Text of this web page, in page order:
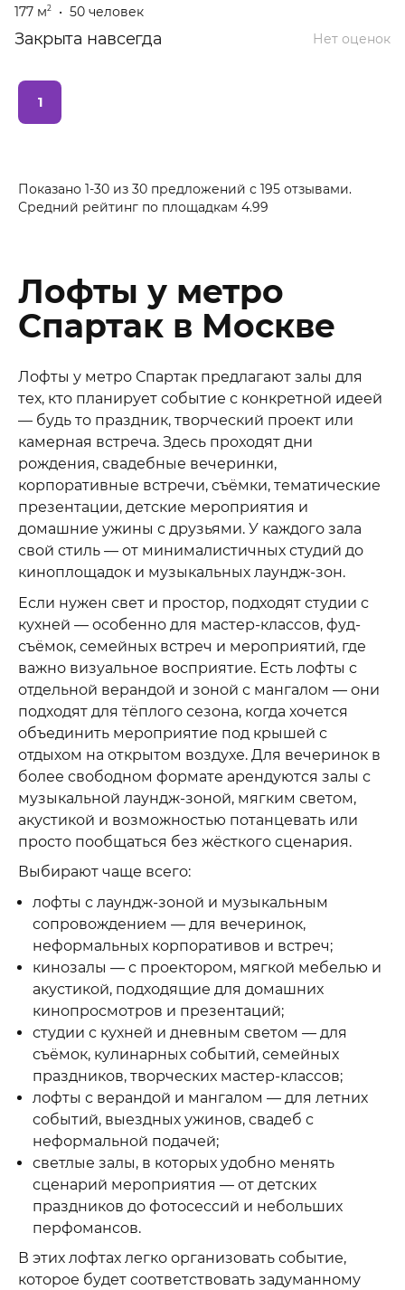
177 м2 • 50 человек
Нет оценок
Закрыта навсегда
1
Показано 1-30 из 30 предложений с 195 отзывами.
Средний рейтинг по площадкам 4.99
Лофты у метро
Спартак в Москве
Лофты у метро Спартак предлагают залы для
тех, кто планирует событие с конкретной идеей
— будь то праздник, творческий проект или
камерная встреча. Здесь проходят дни
рождения, свадебные вечеринки,
корпоративные встречи, съёмки, тематические
презентации, детские мероприятия и
домашние ужины с друзьями. У каждого зала
свой стиль — от минималистичных студий до
киноплощадок и музыкальных лаундж-зон.
Если нужен свет и простор, подходят студии с
кухней — особенно для мастер-классов, фуд-
съёмок, семейных встреч и мероприятий, где
важно визуальное восприятие. Есть лофты с
отдельной верандой и зоной с мангалом — они
подходят для тёплого сезона, когда хочется
объединить мероприятие под крышей с
отдыхом на открытом воздухе. Для вечеринок в
более свободном формате арендуются залы с
музыкальной лаундж-зоной, мягким светом,
акустикой и возможностью потанцевать или
просто пообщаться без жёсткого сценария.
Выбирают чаще всего:
лофты с лаундж-зоной и музыкальным
сопровождением — для вечеринок,
неформальных корпоративов и встреч;
кинозалы — с проектором, мягкой мебелью и
акустикой, подходящие для домашних
кинопросмотров и презентаций;
студии с кухней и дневным светом — для
съёмок, кулинарных событий, семейных
праздников, творческих мастер-классов;
лофты с верандой и мангалом — для летних
событий, выездных ужинов, свадеб с
неформальной подачей;
светлые залы, в которых удобно менять
сценарий мероприятия — от детских
праздников до фотосессий и небольших
перфомансов.
В этих лофтах легко организовать событие,
которое будет соответствовать задуманному